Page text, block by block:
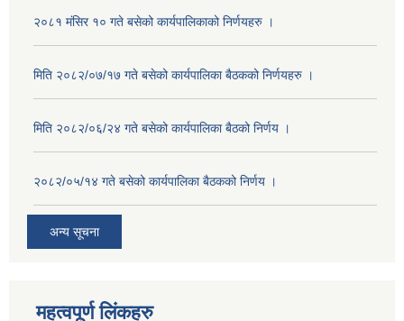
२०८१ मंसिर १० गते बसेको कार्यपालिकाको निर्णयहरु ।
मिति २०८२/०७/१७ गते बसेको कार्यपालिका बैठकको निर्णयहरु ।
मिति २०८२/०६/२४ गते बसेको कार्यपालिका बैठको निर्णय ।
२०८२/०५/१४ गते बसेको कार्यपालिका बैठकको निर्णय ।
अन्य सूचना
महत्वपूर्ण लिंकहरु